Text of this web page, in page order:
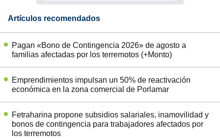
Artículos recomendados
Pagan «Bono de Contingencia 2026» de agosto a
familias afectadas por los terremotos (+Monto)
Emprendimientos impulsan un 50% de reactivación
económica en la zona comercial de Porlamar
Fetraharina propone subsidios salariales, inamovilidad y
bonos de contingencia para trabajadores afectados por
los terremotos